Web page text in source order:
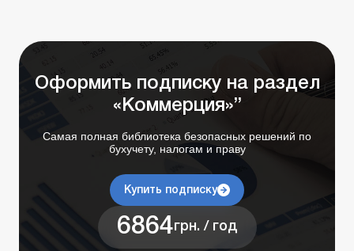
Оформить подписку на раздел
«Коммерция»”
Самая полная библиотека безопасных решений по
бухучету, налогам и праву
Купить подписку
6864грн. / год